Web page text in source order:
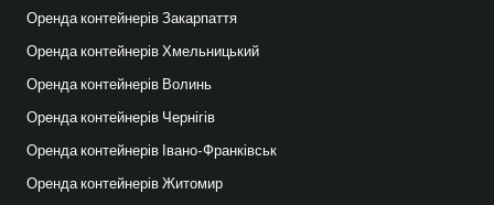
Оренда контейнерів Закарпаття
Оренда контейнерів Хмельницький
Оренда контейнерів Волинь
Оренда контейнерів Чернігів
Оренда контейнерів Івано-Франківськ
Оренда контейнерів Житомир